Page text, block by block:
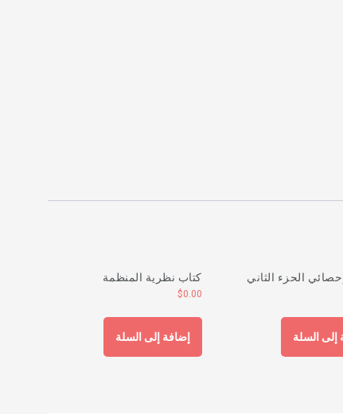
الحزء الثاني
إلى السلة
كتاب نظرية المنظمة
$0.00
إضافة إلى السلة